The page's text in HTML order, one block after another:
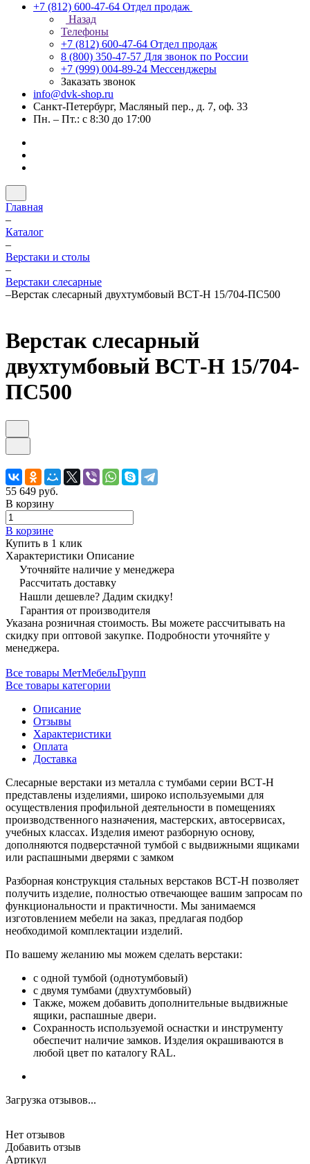
+7 (812) 600-47-64 Отдел продаж
Назад
Телефоны
+7 (812) 600-47-64 Отдел продаж
8 (800) 350-47-57 Для звонок по России
+7 (999) 004-89-24 Мессенджеры
Заказать звонок
info@dvk-shop.ru
Санкт-Петербург, Масляный пер., д. 7, оф. 33
Пн. – Пт.: с 8:30 до 17:00
Главная
–
Каталог
–
Верстаки и столы
–
Верстаки слесарные
–Верстак слесарный двухтумбовый ВСТ-Н 15/704-ПС500
Верстак слесарный
двухтумбовый ВСТ-Н 15/704-
ПС500
55 649 руб.
В корзину
В корзине
Купить в 1 клик
Характеристики Описание
Уточняйте наличие у менеджера
Рассчитать доставку
Нашли дешевле? Дадим скидку!
Гарантия от производителя
Указана розничная стоимость. Вы можете рассчитывать на
скидку при оптовой закупке. Подробности уточняйте у
менеджера.
Все товары МетМебельГрупп
Все товары категории
Описание
Отзывы
Характеристики
Оплата
Доставка
Слесарные верстаки из металла с тумбами серии ВСТ-Н
представлены изделиями, широко используемыми для
осуществления профильной деятельности в помещениях
производственного назначения, мастерских, автосервисах,
учебных классах. Изделия имеют разборную основу,
дополняются подверстачной тумбой с выдвижными ящиками
или распашными дверями с замком
Разборная конструкция стальных верстаков ВСТ-Н позволяет
получить изделие, полностью отвечающее вашим запросам по
функциональности и практичности. Мы занимаемся
изготовлением мебели на заказ, предлагая подбор
необходимой комплектации изделий.
По вашему желанию мы можем сделать верстаки:
с одной тумбой (однотумбовый)
с двумя тумбами (двухтумбовый)
Также, можем добавить дополнительные выдвижные
ящики, распашные двери.
Сохранность используемой оснастки и инструменту
обеспечит наличие замков. Изделия окрашиваются в
любой цвет по каталогу RAL.
Загрузка отзывов...
Нет отзывов
Добавить отзыв
Артикул